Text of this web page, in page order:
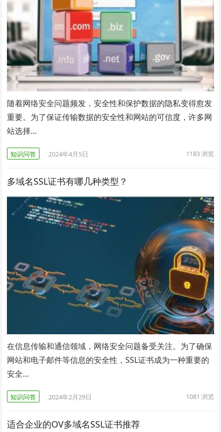
随着网络安全问题频发，安全性和保护数据的隐私变得愈发
重要。为了保证传输数据的安全性和网站的可信度，许多网
站选择…
知识问答 2024年4月5日 1183浏览
多域名SSL证书有哪几种类型？
在信息传输和通信领域，网络安全问题备受关注。为了确保
网站和电子邮件等信息的安全性，SSL证书成为一种重要的
安全…
知识问答 2024年2月29日 1081 浏览
适合企业的OV多域名SSL证书推荐